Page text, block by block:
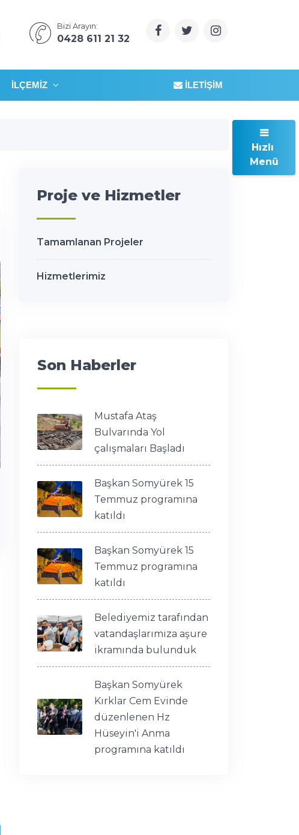
Bizi Arayın:
0428 611 21 32
İLÇEMIZ İLETIŞIM
Proje ve Hizmetler
Tamamlanan Projeler
Hizmetlerimiz
Son Haberler
Mustafa Ataş
Bulvarında Yol
çalışmaları Başladı
Başkan Somyürek 15
Temmuz programına
katıldı
Başkan Somyürek 15
Temmuz programına
katıldı
Belediyemiz tarafından
vatandaşlarımıza aşure
ikramında bulunduk
Başkan Somyürek
Kırklar Cem Evinde
düzenlenen Hz
Hüseyin'i Anma
programına katıldı
Hızlı
Menü